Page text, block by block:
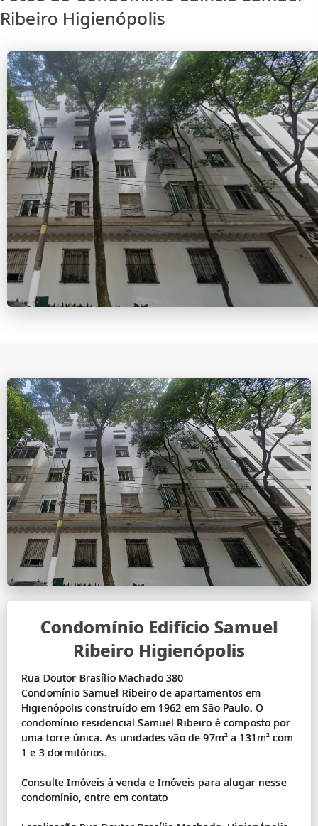
Ribeiro Higienópolis
Condomínio Edifício Samuel
Ribeiro Higienópolis
Rua Doutor Brasílio Machado 380
Condomínio Samuel Ribeiro de apartamentos em
Higienópolis construído em 1962 em São Paulo. O
condomínio residencial Samuel Ribeiro é composto por
uma torre única. As unidades vão de 97m² a 131m² com
1 e 3 dormitórios.
Consulte Imóveis à venda e Imóveis para alugar nesse
condomínio, entre em contato